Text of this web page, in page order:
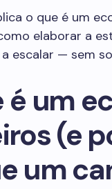
o que é um
elaborar a
escalar — sem
é um
(e
um